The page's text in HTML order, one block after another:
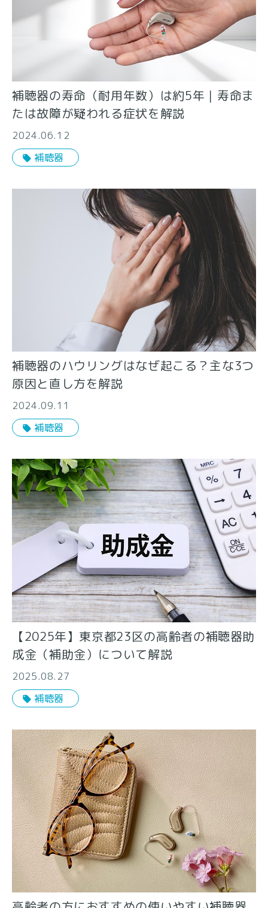
補聴器の寿命（耐用年数）は約5年｜寿命ま
たは故障が疑われる症状を解説
2024.06.12
補聴器
補聴器のハウリングはなぜ起こる？主な3つ
原因と直し方を解説
2024.09.11
補聴器
【2025年】東京都23区の高齢者の補聴器助
成金（補助金）について解説
2025.08.27
補聴器